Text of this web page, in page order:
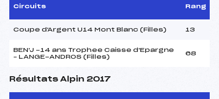
Circuits Rang
Coupe d'Argent U14 Mont Blanc (Filles) 13
BEN'J -14 ans Trophee Caisse d'Epargne
– LANGE-ANDROS (Filles)
68
Résultats Alpin 2017